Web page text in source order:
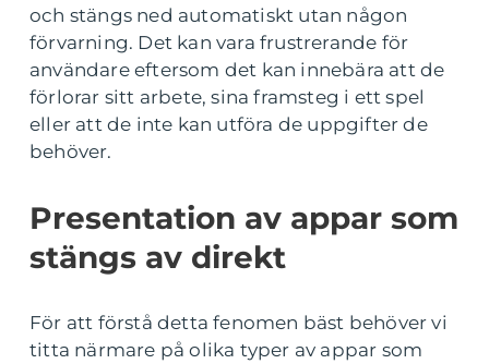
och stängs ned automatiskt utan någon
förvarning. Det kan vara frustrerande för
användare eftersom det kan innebära att de
förlorar sitt arbete, sina framsteg i ett spel
eller att de inte kan utföra de uppgifter de
behöver.
Presentation av appar som
stängs av direkt
För att förstå detta fenomen bäst behöver vi
titta närmare på olika typer av appar som